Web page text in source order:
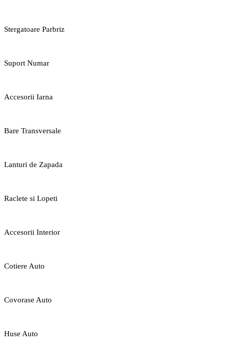
Stergatoare Parbriz
Suport Numar
Accesorii Iarna
Bare Transversale
Lanturi de Zapada
Raclete si Lopeti
Accesorii Interior
Cotiere Auto
Covorase Auto
Huse Auto